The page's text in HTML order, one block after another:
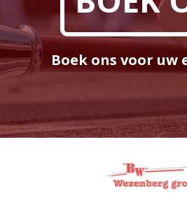
Boek ons voor uw